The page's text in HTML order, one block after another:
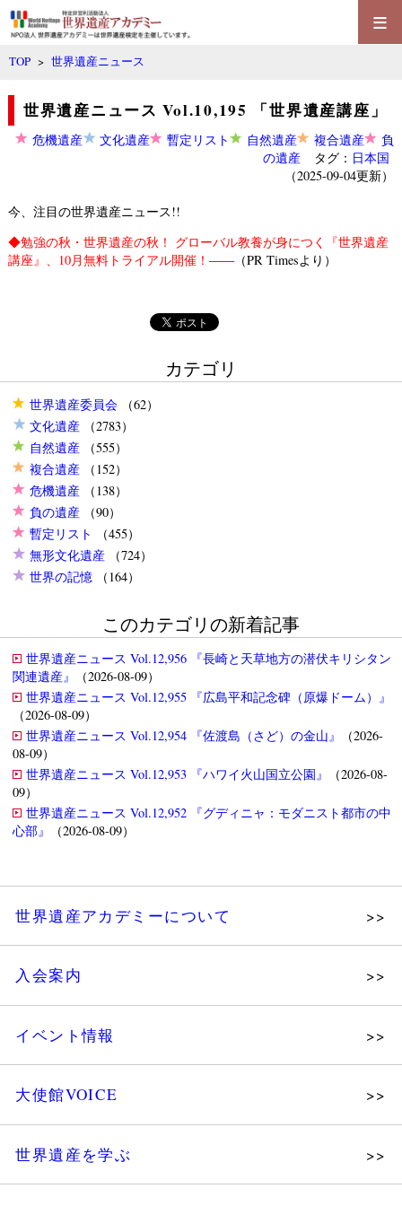
≡
TOP >世界遺産ニュース
世界遺産ニュース Vol.10,195 「世界遺産講座」
危機遺産 文化遺産 暫定リスト 自然遺産 複合遺産
負
の遺産タグ： 日本国
（2025-09-04更新）
今、注目の世界遺産ニュース!!
◆勉強の秋・世界遺産の秋！ グローバル教養が身につく『世界遺産
講座』、10月無料トライアル開催！――（PR Timesより）
カテゴリ
世界遺産委員会（62）
文化遺産（2783）
自然遺産（555）
複合遺産（152）
危機遺産（138）
負の遺産（90）
暫定リスト
（455）
無形文化遺産（724）
世界の記憶（164）
このカテゴリの新着記事
世界遺産ニュース Vol.12,956 『長崎と天草地方の潜伏キリシタン
関連遺産』
（2026-08-09）
世界遺産ニュース Vol.12,955 『広島平和記念碑（原爆ドーム）』
（2026-08-09）
世界遺産ニュース Vol.12,954 『佐渡島（さど）の金山』
（2026-
08-09）
世界遺産ニュース Vol.12,953 『ハワイ火山国立公園』
（2026-08-
09）
世界遺産ニュース Vol.12,952 『グディニャ：モダニスト都市の中
心部』
（2026-08-09）
世界遺産アカデミーについて
組織図・役員
法人会員・協賛団体／公認団体
入会案内
イベント情報
大使館VOICE
世界遺産を学ぶ